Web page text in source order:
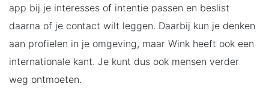
app bij je interesses of intentie passen en beslist
daarna of je contact wilt leggen. Daarbij kun je denken
aan profielen in je omgeving, maar Wink heeft ook een
internationale kant. Je kunt dus ook mensen verder
weg ontmoeten.